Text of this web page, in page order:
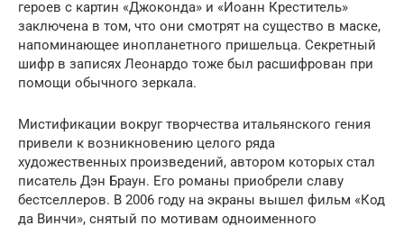
героев с картин «Джоконда» и «Иоанн Креститель»
заключена в том, что они смотрят на существо в маске,
напоминающее инопланетного пришельца. Секретный
шифр в записях Леонардо тоже был расшифрован при
помощи обычного зеркала.
Мистификации вокруг творчества итальянского гения
привели к возникновению целого ряда
художественных произведений, автором которых стал
писатель Дэн Браун. Его романы приобрели славу
бестселлеров. В 2006 году на экраны вышел фильм «Код
да Винчи», снятый по мотивам одноименного